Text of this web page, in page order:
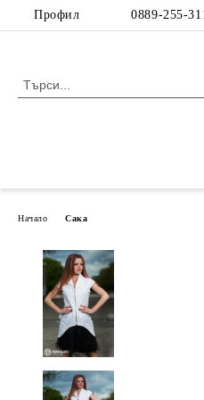
Профил 0889-255-
Начало Сака